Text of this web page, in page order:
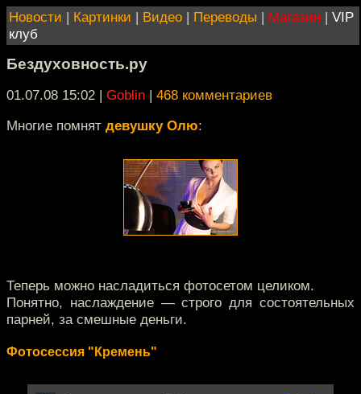
Новости | Картинки | Видео | Переводы | Магазин | VIP
клуб
Бездуховность.ру
01.07.08 15:02 | Goblin | 468 комментариев
Многие помнят девушку Олю:
Теперь можно насладиться фотосетом целиком.
Понятно, наслаждение — строго для состоятельных
парней, за смешные деньги.
Фотосессия "Кремень"